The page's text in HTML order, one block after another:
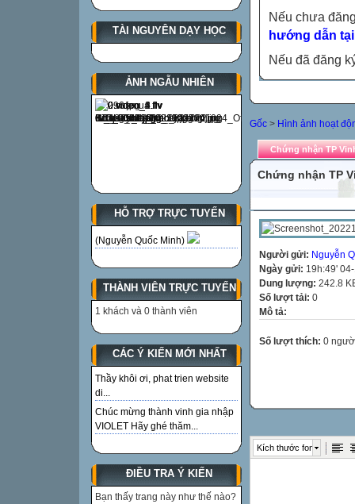
TÀI NGUYÊN DẠY HỌC
ẢNH NGẪU NHIÊN
HỖ TRỢ TRỰC TUYẾN
(Nguyễn Quốc Minh)
THÀNH VIÊN TRỰC TUYẾN
1 khách và 0 thành viên
CÁC Ý KIẾN MỚI NHẤT
Thầy khôi ơi, phat trien website
di...
Chúc mừng thành vinh gia nhập
VIOLET Hãy ghé thăm...
ĐIỀU TRA Ý KIẾN
Bạn thấy trang này như thế nào?
Nếu chưa
hướng dẫn
Nếu đã đăng
Gốc > Hình ảnh hoạt
Chứng nhận TP
Chứng nhận TP
Người gửi: Nguyễn
Ngày gửi: 19h:49'
Dung lượng: 242.8
Số lượt tải: 0
Mô tả:
Số lượt thích: 0
Kích thước font